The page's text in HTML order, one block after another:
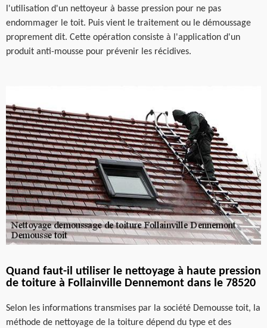
l'utilisation d'un nettoyeur à basse pression pour ne pas
endommager le toit. Puis vient le traitement ou le démoussage
proprement dit. Cette opération consiste à l'application d'un
produit anti-mousse pour prévenir les récidives.
Quand faut-il utiliser le nettoyage à haute pression
de toiture à Follainville Dennemont dans le 78520
Selon les informations transmises par la société Demousse toit, la
méthode de nettoyage de la toiture dépend du type et des